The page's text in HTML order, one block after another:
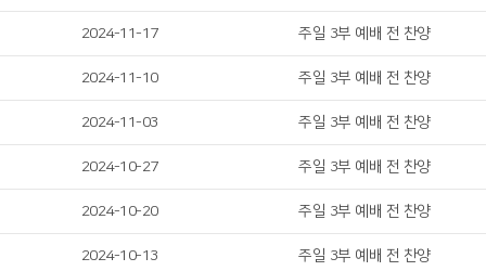
2024-11-17 주일 3부 예배 전 찬양
2024-11-10 주일 3부 예배 전 찬양
2024-11-03 주일 3부 예배 전 찬양
2024-10-27 주일 3부 예배 전 찬양
2024-10-20 주일 3부 예배 전 찬양
2024-10-13 주일 3부 예배 전 찬양